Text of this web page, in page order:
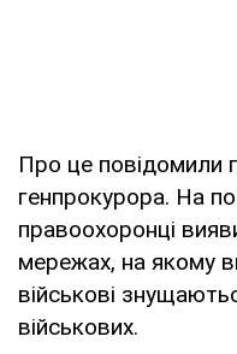
Про це повідомили
генпрокурора. На
правоохоронці
мережах, на якому
військові
військових.